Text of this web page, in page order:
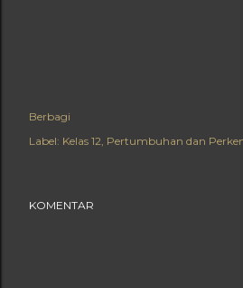
Berbagi
Label: Kelas 12 Pertumbuhan dan
KOMENTAR